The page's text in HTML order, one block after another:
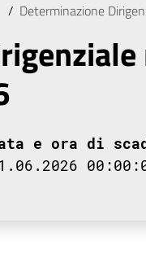
/ Determinazione
e ora di